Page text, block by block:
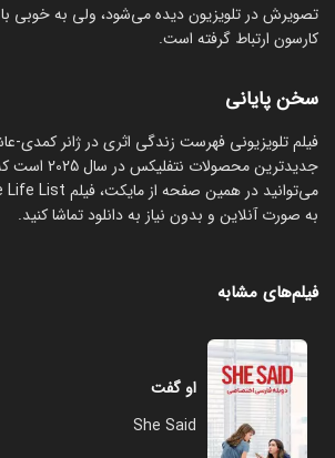
تصویرش در تلویزیون دیده می‌شود، ولی به خوبی
کارسون ارتباط گرفته است.
سخن پایانی
فیلم تلویزیونی فهرست زندگی اثری در ژانر کمدی-
جدیدترین
به صورت آنلاین و بدون نیاز به دانلود تماشا کنید.
فیلم‌های مشابه
او گفت
She Said